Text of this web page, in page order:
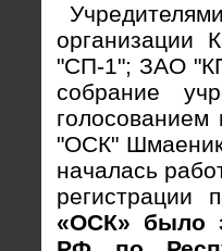
"СП-1"; ЗАО
собрание
голосованием
"ОСК"
началась
регистрации
«ОСК» было